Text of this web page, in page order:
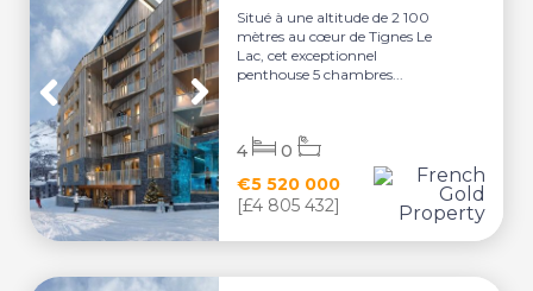
Situé à une altitude de 2 100
mètres au cœur de Tignes Le
Lac, cet exceptionnel
penthouse 5 chambres...
€5 520 000
[£4 805 432]
4 0